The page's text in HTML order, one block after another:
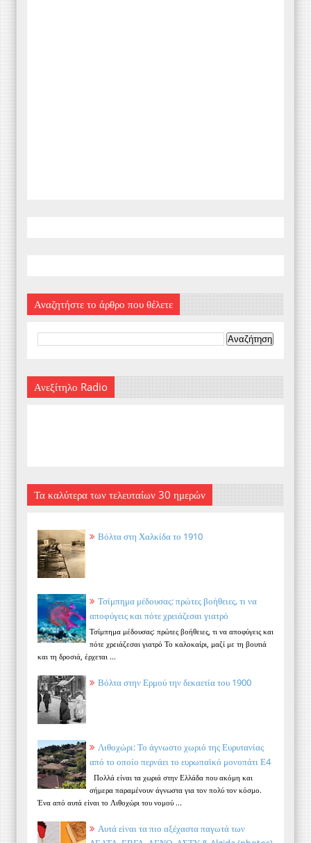
Αναζητήστε το άρθρο που θέλετε
Ανεξίτηλο Radio
Τα καλύτερα των τελευταίων 30 ημερών
Βόλτα στη Χαλκίδα το 1910
Τσίμπημα μέδουσας: πρώτες βοήθειες, τι να
αποφύγεις και πότε χρειάζεσαι γιατρό
Τσίμπημα μέδουσας: πρώτες βοήθειες, τι να αποφύγεις και
πότε χρειάζεσαι γιατρό Το καλοκαίρι, μαζί με τη βουτιά
και τη δροσιά, έρχεται ...
Βόλτα στην Ερμού την δεκαετία του 1900
Λιθοχώρι: Το άγνωστο χωριό της Ευρυτανίας
από το οποίο περνάει το ευρωπαϊκό μονοπάτι Ε4
Πολλά είναι τα χωριά στην Ελλάδα που ακόμη και
σήμερα παραμένουν άγνωστα για τον πολύ τον κόσμο.
Ένα από αυτά είναι το Λιθοχώρι του νομού ...
Αυτά είναι τα πιο αξέχαστα παγωτά των